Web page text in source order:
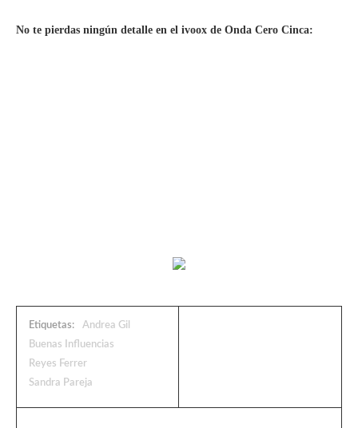
No te pierdas ningún detalle en el ivoox de Onda Cero Cinca:
Etiquetas:
Andrea Gil
Buenas Influencias
Reyes Ferrer
Sandra Pareja